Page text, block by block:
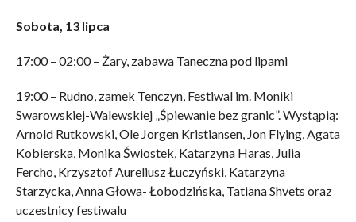
Sobota, 13 lipca
17:00 – 02:00 – Żary, zabawa Taneczna pod lipami
19:00 – Rudno, zamek Tenczyn, Festiwal im. Moniki
Swarowskiej-Walewskiej „Śpiewanie bez granic”. Wystąpią:
Arnold Rutkowski, Ole Jorgen Kristiansen, Jon Flying, Agata
Kobierska, Monika Świostek, Katarzyna Haras, Julia
Fercho, Krzysztof Aureliusz Łuczyński, Katarzyna
Starzycka, Anna Głowa- Łobodzińska, Tatiana Shvets oraz
uczestnicy festiwalu